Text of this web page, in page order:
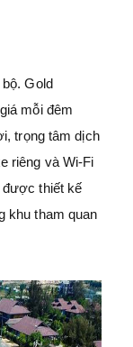
Gold
mỗi đêm
trọng tâm dịch
riêng và Wi-Fi
được thiết kế
khu tham quan